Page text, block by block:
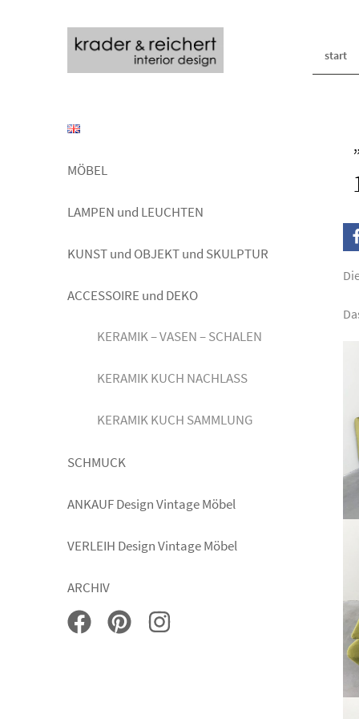
MÖBEL
LAMPEN und LEUCHTEN
KUNST und OBJEKT und SKULPTUR
ACCESSOIRE und DEKO
KERAMIK – VASEN – SCHALEN
KERAMIK KUCH NACHLASS
KERAMIK KUCH SAMMLUNG
SCHMUCK
ANKAUF Design Vintage Möbel
VERLEIH Design Vintage Möbel
ARCHIV
start